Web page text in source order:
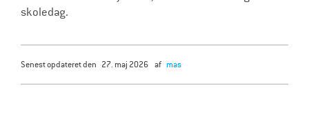
skoledag.
senest opdateret den 27. maj 2026 af mas